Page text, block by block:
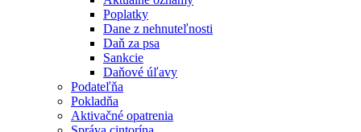
Poplatky
Dane z nehnuteľnosti
Daň za psa
Sankcie
Daňové úľavy
Podateľňa
Pokladňa
Aktivačné opatrenia